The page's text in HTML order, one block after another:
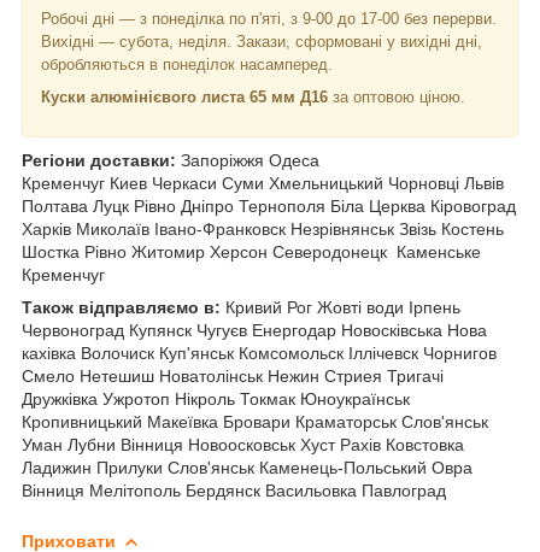
Робочі дні — з понеділка по п'яті, з 9-00 до 17-00 без перерви.
Вихідні — субота, неділя. Закази, сформовані у вихідні дні,
обробляються в понеділок насамперед.
Куски алюмінієвого листа 65 мм Д16 за оптовою ціною.
Регіони доставки: Запоріжжя Одеса
Кременчуг Киев Черкаси Суми Хмельницький Чорновці Львів
Полтава Луцк Рівно Дніпро Тернополя Біла Церква Кіровоград
Харків Миколаїв Івано-Франковск Незрівнянськ Звізь Костень
Шостка Рівно Житомир Херсон Северодонецк Каменське
Кременчуг
Також відправляємо в: Кривий Рог Жовті води Ірпень
Червоноград Купянск Чугуєв Енергодар Новосківська Нова
кахівка Волочиск Куп'янськ Комсомольск Іллічевск Чорнигов
Смело Нетешиш Новатолінськ Нежин Стриея Тригачі
Дружківка Ужротоп Нікроль Токмак Юноукраїнськ
Кропивницький Макеївка Бровари Краматорськ Слов'янськ
Уман Лубни Вінниця Новоосковськ Хуст Рахів Ковстовка
Ладижин Прилуки Слов'янськ Каменець-Польський Овра
Вінниця Мелітополь Бердянск Васильовка Павлоград
Приховати